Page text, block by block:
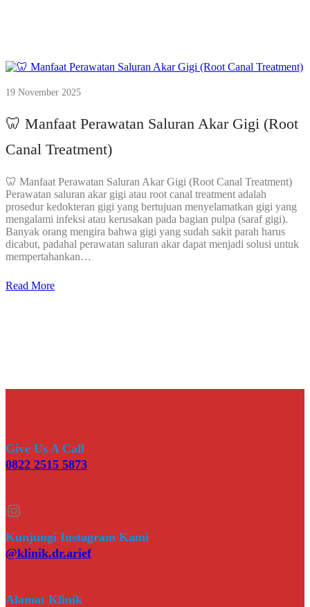
19 November 2025
🦷 Manfaat Perawatan Saluran Akar Gigi (Root
Canal Treatment)
🦷 Manfaat Perawatan Saluran Akar Gigi (Root Canal Treatment)
Perawatan saluran akar gigi atau root canal treatment adalah
prosedur kedokteran gigi yang bertujuan menyelamatkan gigi yang
mengalami infeksi atau kerusakan pada bagian pulpa (saraf gigi).
Banyak orang mengira bahwa gigi yang sudah sakit parah harus
dicabut, padahal perawatan saluran akar dapat menjadi solusi untuk
mempertahankan…
Read More
Give Us A Call
0822 2515 5873
Instagram
Kunjungi Instagram Kami
@klinik.dr.arief
Alamat Klinik